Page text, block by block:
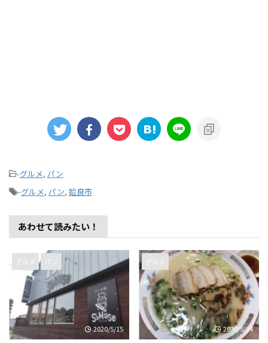
-グルメ, パン
-グルメ, パン, 姶良市
あわせて読みたい！
グルメ パン
2020/5/15
グルメ
2020/5/14